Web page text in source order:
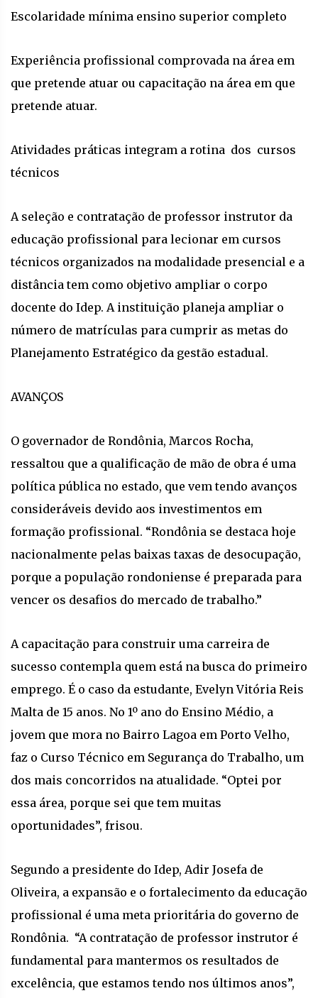
Escolaridade mínima ensino superior completo
Experiência profissional comprovada na área em
que pretende atuar ou capacitação na área em que
pretende atuar.
Atividades práticas integram a rotina dos cursos
técnicos
A seleção e contratação de professor instrutor da
educação profissional para lecionar em cursos
técnicos organizados na modalidade presencial e a
distância tem como objetivo ampliar o corpo
docente do Idep. A instituição planeja ampliar o
número de matrículas para cumprir as metas do
Planejamento Estratégico da gestão estadual.
AVANÇOS
O governador de Rondônia, Marcos Rocha,
ressaltou que a qualificação de mão de obra é uma
política pública no estado, que vem tendo avanços
consideráveis devido aos investimentos em
formação profissional. “Rondônia se destaca hoje
nacionalmente pelas baixas taxas de desocupação,
porque a população rondoniense é preparada para
vencer os desafios do mercado de trabalho.”
A capacitação para construir uma carreira de
sucesso contempla quem está na busca do primeiro
emprego. É o caso da estudante, Evelyn Vitória Reis
Malta de 15 anos. No 1º ano do Ensino Médio, a
jovem que mora no Bairro Lagoa em Porto Velho,
faz o Curso Técnico em Segurança do Trabalho, um
dos mais concorridos na atualidade. “Optei por
essa área, porque sei que tem muitas
oportunidades”, frisou.
Segundo a presidente do Idep, Adir Josefa de
Oliveira, a expansão e o fortalecimento da educação
profissional é uma meta prioritária do governo de
Rondônia. “A contratação de professor instrutor é
fundamental para mantermos os resultados de
excelência, que estamos tendo nos últimos anos”,